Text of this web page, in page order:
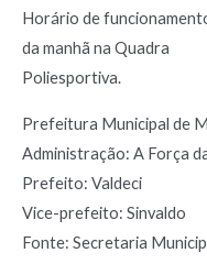
Horário de
da manhã na Quadra
Poliesportiva.
Prefeitura Municipal de
Administração: A Força
Prefeito: Valdeci
Vice-prefeito: Sinvaldo
Fonte: Secretaria